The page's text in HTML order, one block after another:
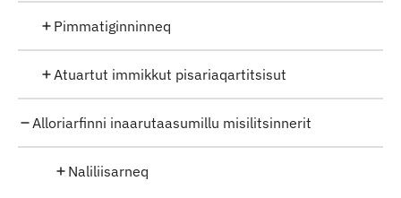
Pimmatiginninneq
Atuartut immikkut pisariaqartitsisut
Alloriarfinni inaarutaasumillu misilitsinnerit
Naliliisarneq